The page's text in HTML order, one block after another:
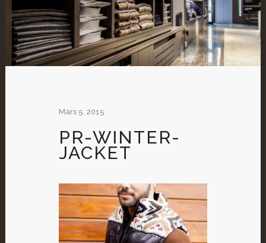
Mars 5, 2015
PR-WINTER-
JACKET